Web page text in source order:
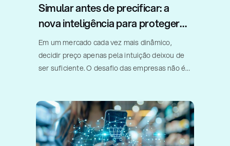
Simular antes de precificar: a
nova inteligência para proteger
margem e acelerar vendas
Em um mercado cada vez mais dinâmico,
decidir preço apenas pela intuição deixou de
ser suficiente. O desafio das empresas não é
giro, quando um aumento de preço [...]